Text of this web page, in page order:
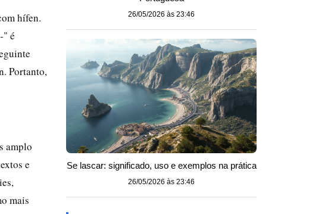
hífen.
" é
Portanto,
amplo
e
mais
26/05/2026 às 23:46
Se lascar: significado, uso e exemplos na prática
26/05/2026 às 23:46